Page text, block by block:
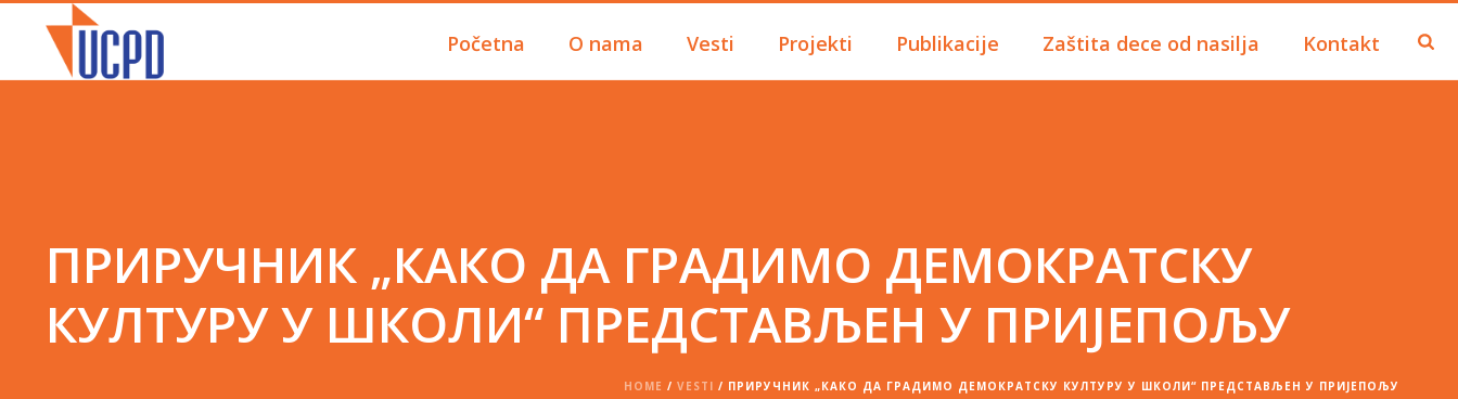
Početna O nama Vesti Projekti Publikacije Zaštita dece od nasilja Kontakt
ПРИРУЧНИК „КАКО ДА ГРАДИМО ДЕМОКРАТСКУ
КУЛТУРУ У ШКОЛИ“ ПРЕДСТАВЉЕН У ПРИЈЕПОЉУ
HOME / VESTI / ПРИРУЧНИК „КАКО ДА ГРАДИМО ДЕМОКРАТСКУ КУЛТУРУ У ШКОЛИ“ ПРЕДСТАВЉЕН У ПРИЈЕПОЉУ